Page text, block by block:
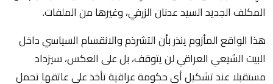
المكلف الجديد السيد عدنان الزرفي، وغيرها من الملفات.
هذا الواقع المأزوم ينذر بأن التشرذم والانقسام السياسي داخل
البيت الشيعي العراقي لن يتوقف، بل على العكس، سيزداد
مستقبلا عند تشكيل أي حكومة عراقية تأخذ على عاتقها تحمل